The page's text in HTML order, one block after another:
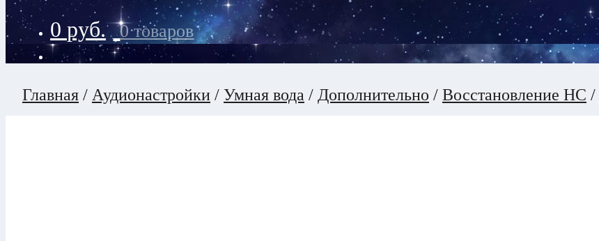
0 руб. 0 товаров
Главная / Аудионастройки / Умная вода / Дополнительно / Восстановление НС /